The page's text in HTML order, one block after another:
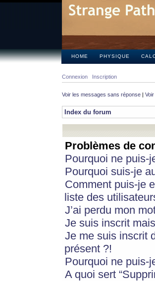
HOME PHYSIQUE
Connexion Inscription
Voir les messages sans réponse |
Index du forum
Problèmes de
Pourquoi ne puis-
Pourquoi suis-je
Comment puis-je
liste des
J’ai perdu mon
Je suis inscrit
Je me suis inscrit
présent ?!
Pourquoi ne puis-
A quoi sert